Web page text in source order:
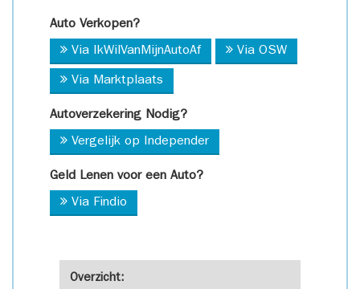
Overzicht:
Auto Verkopen?
Via IkWilVanMijnAutoAf Via OSW
Via Marktplaats
Autoverzekering Nodig?
Vergelijk op Independer
Geld Lenen voor een Auto?
Via Findio